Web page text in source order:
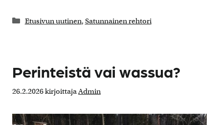
Kategoriat
Etusivun uutinen, Satunnainen rehtori
Perinteistä vai wassua?
26.2.2026kirjoittajaAdmin